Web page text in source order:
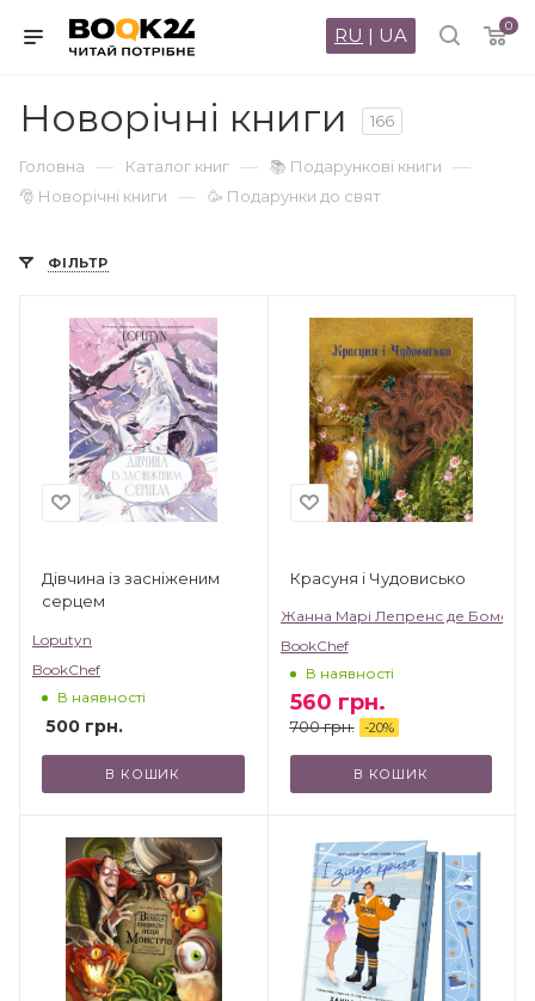
0
RU | UA
Новорічні книги 166
Головна — Каталог книг — 📚 Подарункові книги —
🎅 Новорічні книги — 🥳 Подарунки до свят
ФІЛЬТР
Дівчина із засніженим
серцем
Loputyn
BookChef
В наявності
500 грн.
В КОШИК
Красуня і Чудовисько
Жанна Марі Лепренс де Бомон
BookChef
В наявності
560 грн.
700грн. -20%
В КОШИК